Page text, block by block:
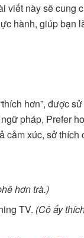
viết này sẽ cung
hành, giúp bạn
hơn”, được
pháp, Prefer
cảm xúc, sở thích
hơn trà.)
TV. (Cô ấy